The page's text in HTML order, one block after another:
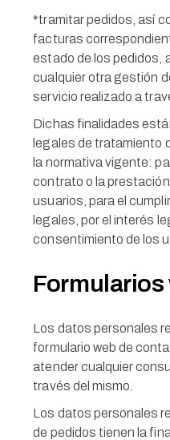
*tramitar pedidos, así
facturas
estado de los pedidos,
cualquier otra gestión
servicio realizado a
Dichas finalidades
legales de tratamiento
la normativa vigente:
contrato o la
usuarios, para el
legales, por el interés
consentimiento de los
Formularios
Los datos personales
formulario web de
atender cualquier
través del mismo.
Los datos personales
de pedidos tienen la